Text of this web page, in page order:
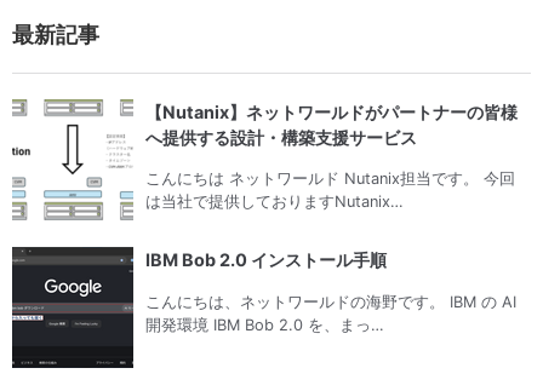
最新記事
【Nutanix】ネットワールドがパートナーの皆様
へ提供する設計・構築支援サービス
こんにちは ネットワールド Nutanix担当です。 今回
は当社で提供しておりますNutanix…
IBM Bob 2.0 インストール手順
こんにちは、ネットワールドの海野です。 IBM の AI
開発環境 IBM Bob 2.0 を、まっ…